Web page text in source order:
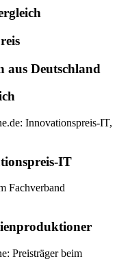
aus Deutschland
IT